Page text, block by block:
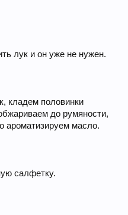
лук и он уже не нужен.
кладем половинки
до румяности,
ароматизируем масло.
салфетку.